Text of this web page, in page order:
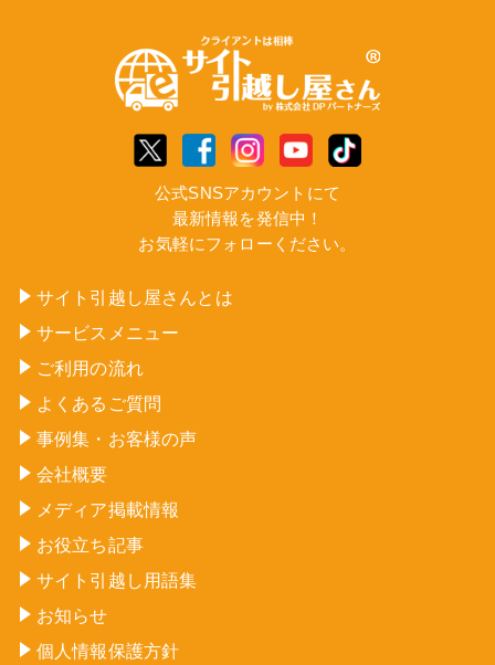
公式SNSアカウントにて
最新情報を発信中！
お気軽にフォローください。
サイト引越し屋さんとは
サービスメニュー
ご利用の流れ
よくあるご質問
事例集・お客様の声
会社概要
メディア掲載情報
お役立ち記事
サイト引越し用語集
お知らせ
個人情報保護方針